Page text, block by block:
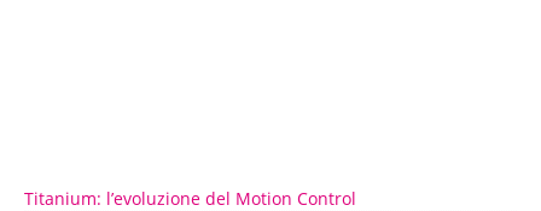
Titanium: l’evoluzione del Motion Control